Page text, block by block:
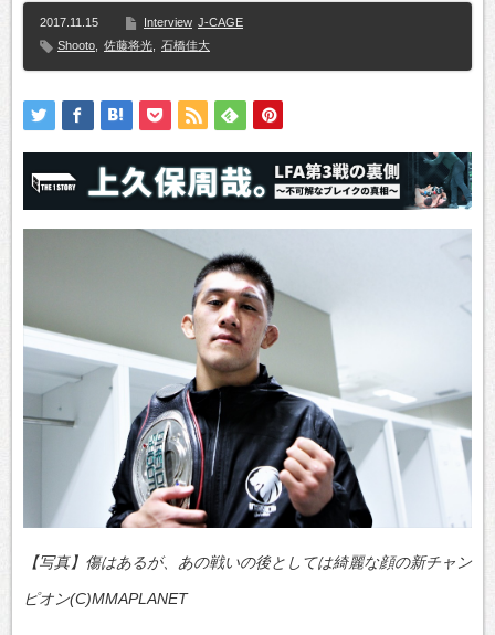
2017.11.15 Interview J-CAGE
Shooto
佐藤将光 石橋佳大
【写真】傷はあるが、あの戦いの後としては綺麗な顔の新チャン
ピオン(C)MMAPLANET